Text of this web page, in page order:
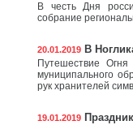
В честь Дня
собрание
20.01.2019 В
Путешествие Огня
муниципального
рук хранителей
19.01.2019